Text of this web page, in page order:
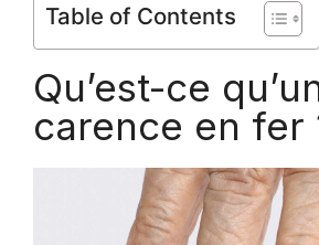
Table of Contents
Qu’est-ce
carence en fer